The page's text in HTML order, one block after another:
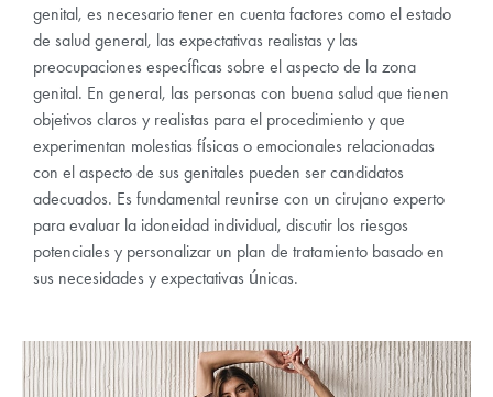
genital, es necesario tener en cuenta factores como el estado
de salud general, las expectativas realistas y las
preocupaciones específicas sobre el aspecto de la zona
genital. En general, las personas con buena salud que tienen
objetivos claros y realistas para el procedimiento y que
experimentan molestias físicas o emocionales relacionadas
con el aspecto de sus genitales pueden ser candidatos
adecuados. Es fundamental reunirse con un cirujano experto
para evaluar la idoneidad individual, discutir los riesgos
potenciales y personalizar un plan de tratamiento basado en
sus necesidades y expectativas únicas.